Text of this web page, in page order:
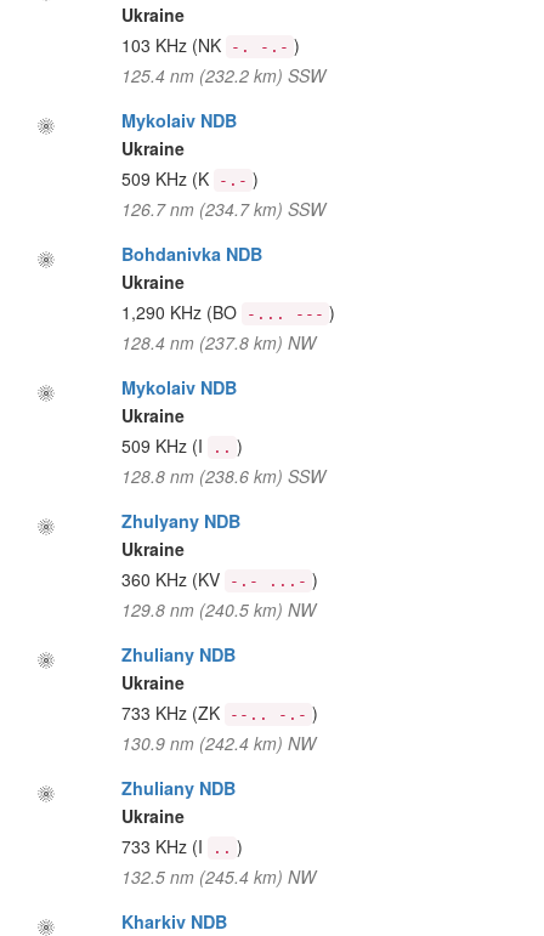
Ukraine
103 KHz (NK -. -.- )
125.4 nm (232.2 km) SSW
Mykolaiv NDB
Ukraine
509 KHz (K -.- )
126.7 nm (234.7 km) SSW
Bohdanivka NDB
Ukraine
1,290 KHz (BO -... --- )
128.4 nm (237.8 km) NW
Mykolaiv NDB
Ukraine
509 KHz (I .. )
128.8 nm (238.6 km) SSW
Zhulyany NDB
Ukraine
360 KHz (KV -.- ...- )
129.8 nm (240.5 km) NW
Zhuliany NDB
Ukraine
733 KHz (ZK --.. -.- )
130.9 nm (242.4 km) NW
Zhuliany NDB
Ukraine
733 KHz (I .. )
132.5 nm (245.4 km) NW
Kharkiv NDB